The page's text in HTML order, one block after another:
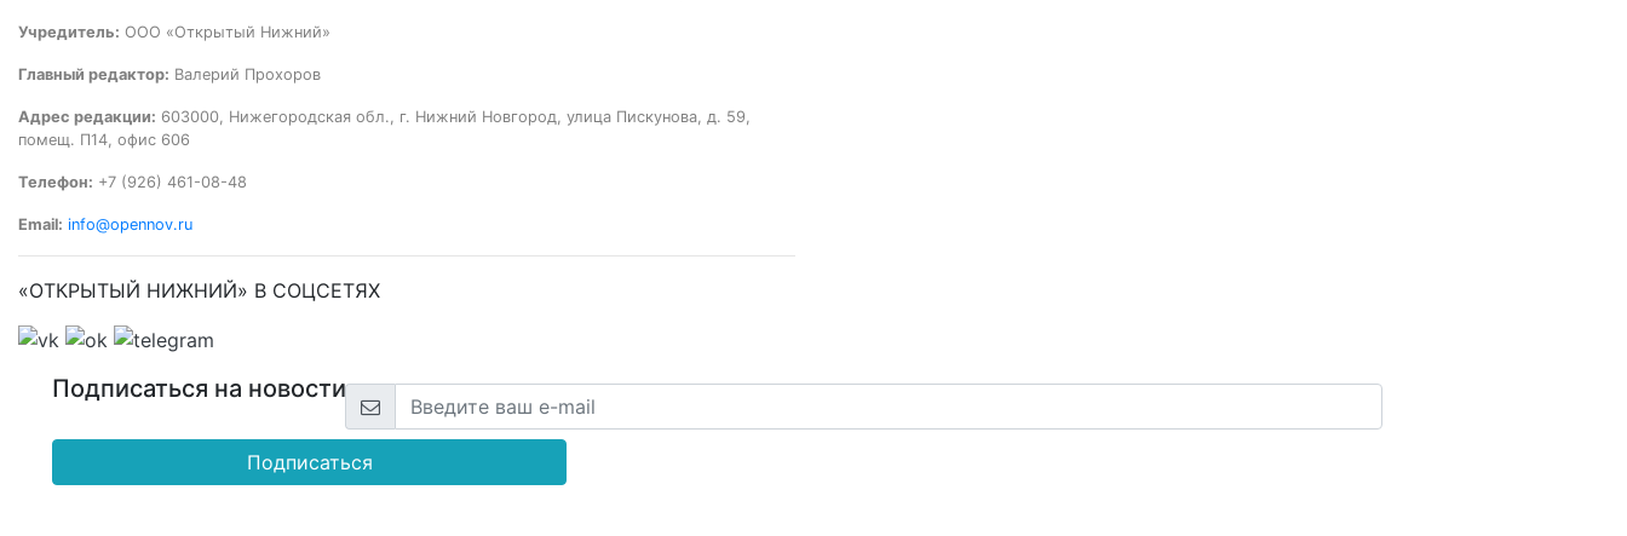
Учредитель: ООО «Открытый Нижний»
Главный редактор: Валерий Прохоров
Адрес редакции: 603000, Нижегородская обл., г. Нижний Новгород, улица Пискунова, д. 59,
помещ. П14, офис 606
Телефон: +7 (926) 461-08-48
Email: info@opennov.ru
«ОТКРЫТЫЙ НИЖНИЙ» В СОЦСЕТЯХ
Подписаться на новости
Подписаться